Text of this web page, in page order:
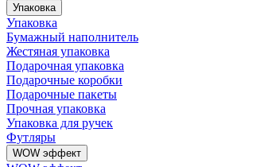
Упаковка
Упаковка
Бумажный наполнитель
Жестяная упаковка
Подарочная упаковка
Подарочные коробки
Подарочные пакеты
Прочная упаковка
Упаковка для ручек
Футляры
WOW эффект